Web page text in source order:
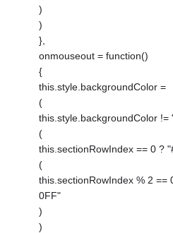
)
)
},
onmouseout = function()
{
this.style.backgroundColor =
(
this.style.backgroundColor !=
(
this.sectionRowIndex == 0 ?
(
this.sectionRowIndex % 2 ==
0FF"
)
)